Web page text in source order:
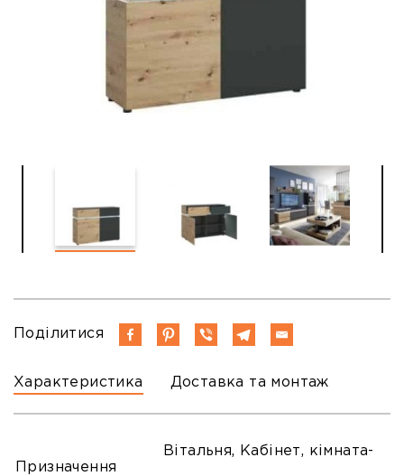
Характеристика Доставка та монтаж
Поділитися
Призначення
Вітальня, Кабінет, кімната-